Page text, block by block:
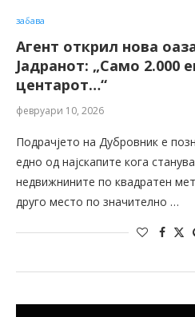
забава
Агент открил нова
Јадранот: „Само 2.000
центарот…“
февруари 10, 2026
Подрачјето на Дубровник е
едно од најскапите кога
недвижнините по квадратен
друго место по значително …